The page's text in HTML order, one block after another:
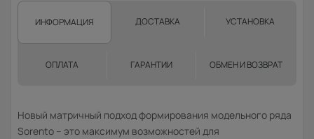
ИНФОРМАЦИЯ ДОСТАВКА УСТАНОВКА
ОПЛАТА ГАРАНТИИ ОБМЕН И ВОЗВРАТ
Новый матричный подход формирования модельного ряда
Sorento – это максимум возможностей для